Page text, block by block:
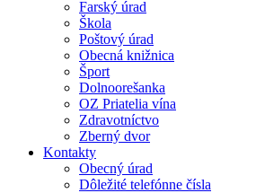
Farský úrad
Škola
Poštový úrad
Obecná knižnica
Šport
Dolnoorešanka
OZ Priatelia vína
Zdravotníctvo
Zberný dvor
Kontakty
Obecný úrad
Dôležité telefónne čísla